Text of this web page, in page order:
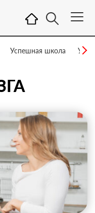
Успешная школа